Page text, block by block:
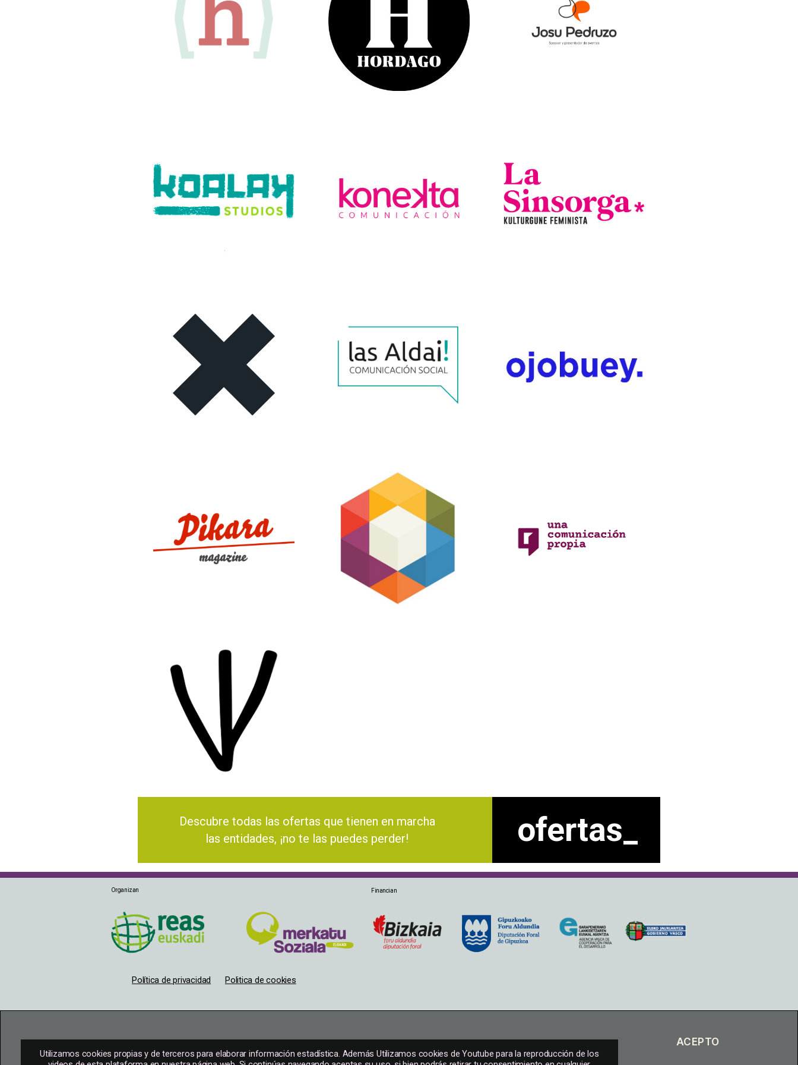
Descubre todas las ofertas que tienen en marcha
las entidades, ¡no te las puedes perder!
ofertas_
Organizan Financian
Política de privacidad Politica de cookies
Utilizamos cookies propias y de terceros para elaborar información estadística. Además Utilizamos cookies de Youtube para la reproducción de los